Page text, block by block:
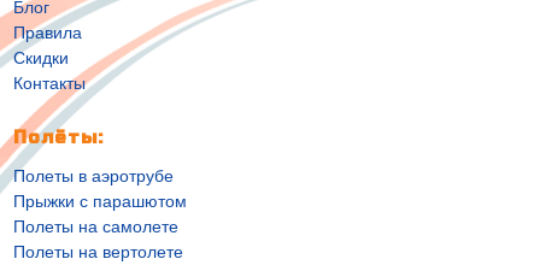
Блог
Правила
Скидки
Контакты
Полёты:
Полеты в аэротрубе
Прыжки с парашютом
Полеты на самолете
Полеты на вертолете